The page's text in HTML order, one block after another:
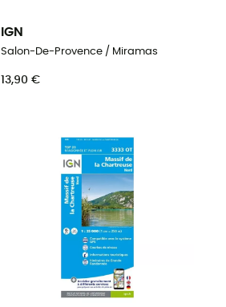
IGN
Salon-De-Provence / Miramas
13,90 €